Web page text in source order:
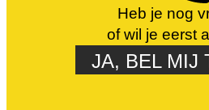
Heb je nog
of wil je eerst
JA, BEL MIJ